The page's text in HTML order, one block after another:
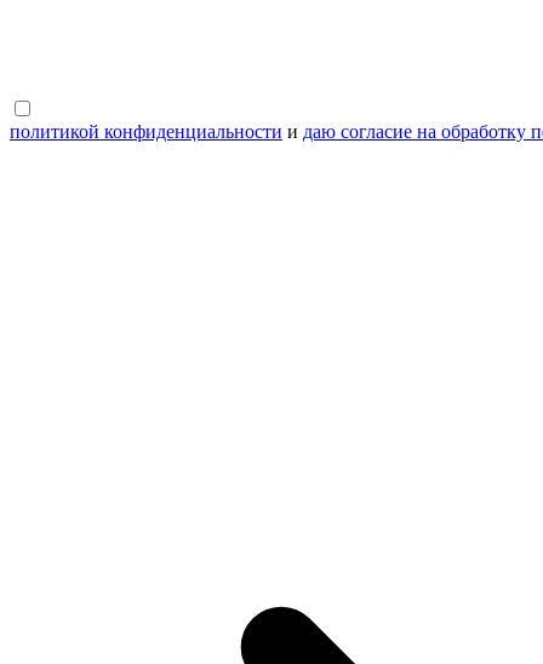
политикой конфиденциальности и даю согласие на обработку